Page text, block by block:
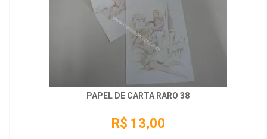
PAPEL DE CARTA RARO 38
R$ 13,00